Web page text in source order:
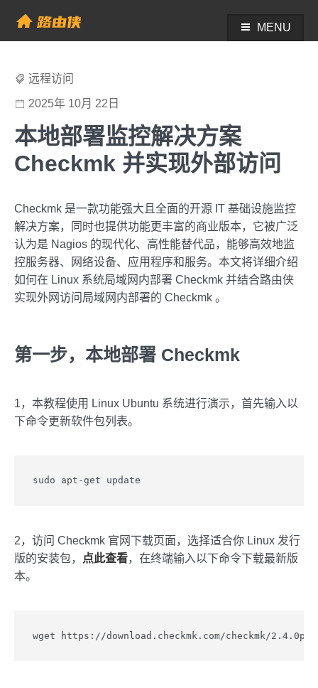
content
帮助中心 - 路由侠
MENU
远程访问
2025年 10月 22日
本地部署监控解决方案
Checkmk 并实现外部访问
Checkmk 是一款功能强大且全面的开源 IT 基础设施监控
解决方案，同时也提供功能更丰富的商业版本，它被广泛
认为是 Nagios 的现代化、高性能替代品，能够高效地监
控服务器、网络设备、应用程序和服务。本文将详细介绍
如何在 Linux 系统局域网内部署 Checkmk 并结合路由侠
实现外网访问局域网内部署的 Checkmk 。
第一步，本地部署 Checkmk
1，本教程使用 Linux Ubuntu 系统进行演示，首先输入以
下命令更新软件包列表。
sudo apt-get update
2，访问 Checkmk 官网下载页面，选择适合你 Linux 发行
版的安装包，
点此查看，在终端输入以下命令下载最新版
本。
wget https://download.checkmk.com/checkmk/